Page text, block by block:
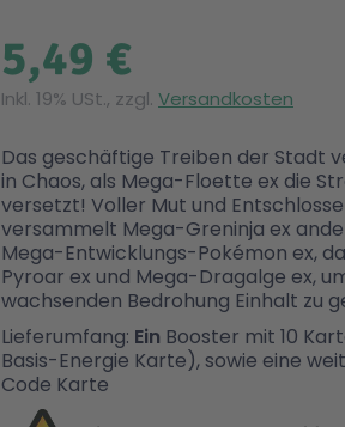
5,49 €
Inkl. 19% USt., zzgl. Versandkosten
Das geschäftige Treiben der Stadt
in Chaos, als Mega-Floette ex die
versetzt! Voller Mut und
versammelt Mega-Greninja ex
Mega-Entwicklungs-Pokémon ex,
Pyroar ex und Mega-Dragalge ex,
wachsenden Bedrohung Einhalt zu
Lieferumfang: Ein Booster mit 10
Basis-Energie Karte), sowie eine
Code Karte